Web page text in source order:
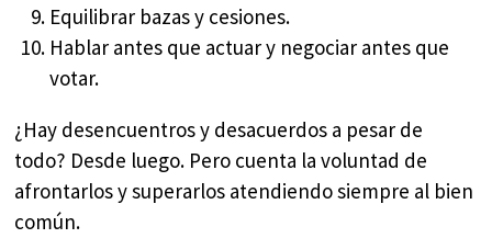
Equilibrar bazas y cesiones.
Hablar antes que actuar y negociar antes que
votar.
¿Hay desencuentros y desacuerdos a pesar de
todo? Desde luego. Pero cuenta la voluntad de
afrontarlos y superarlos atendiendo siempre al bien
común.